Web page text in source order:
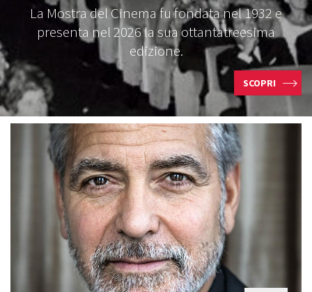
La Mostra del Cinema fu fondata nel 1932 e
presenta nel 2026 la sua ottantatreesima
edizione.
SCOPRI